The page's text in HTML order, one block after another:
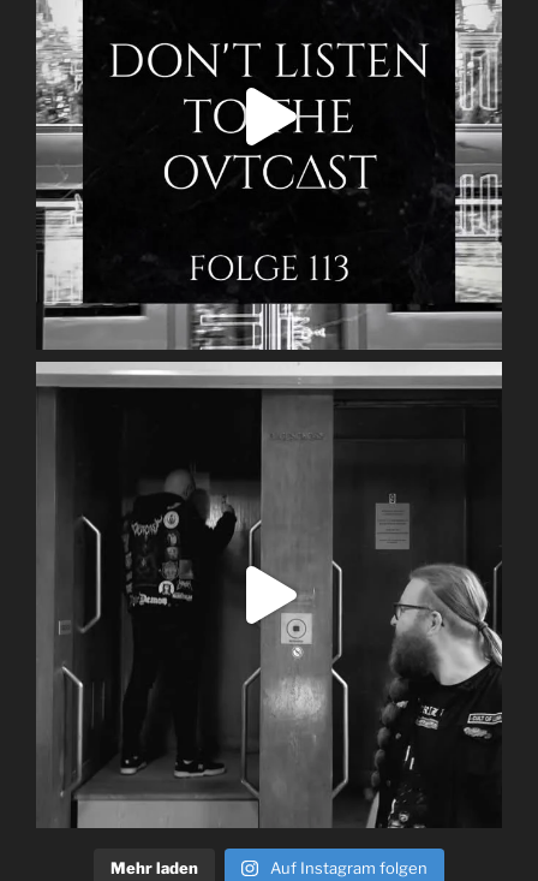
Mehr laden Auf Instagram folgen